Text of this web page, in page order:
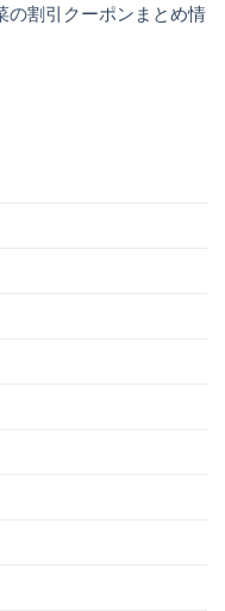
の割引クーポンまとめ情